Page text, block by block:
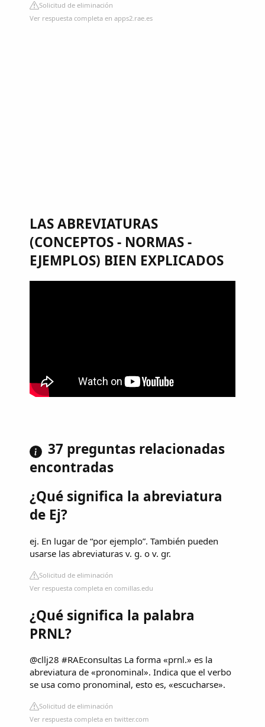
Solicitud de eliminación
Ver respuesta completa en apps2.rae.es
LAS ABREVIATURAS
(CONCEPTOS - NORMAS -
EJEMPLOS) BIEN EXPLICADOS
37 preguntas relacionadas
encontradas
¿Qué significa la abreviatura
de Ej?
ej. En lugar de “por ejemplo”. También pueden
usarse las abreviaturas v. g. o v. gr.
Solicitud de eliminación
Ver respuesta completa en comillas.edu
¿Qué significa la palabra
PRNL?
@cllj28 #RAEconsultas La forma «prnl.» es la
abreviatura de «pronominal». Indica que el verbo
se usa como pronominal, esto es, «escucharse».
Solicitud de eliminación
Ver respuesta completa en twitter.com